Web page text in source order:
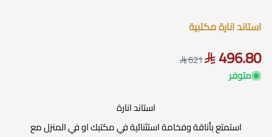
استاند انارة مكتبية
496.80
621
متوفر
استاند انارة
استمتع بأناقة وفخامة استثنائية في مكتبك او في المنزل مع